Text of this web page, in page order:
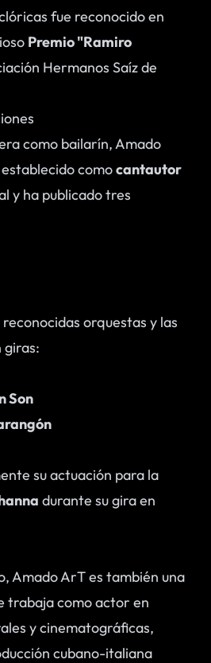
fue reconocido en
Premio "Ramiro
Hermanos Saíz de
como bailarín, Amado
comocantautor
y ha publicado tres
orquestas y las
giras:
Son
su actuación para la
durante su gira en
Amado ArT es también una
trabaja como actor en
y cinematográficas,
cubano-italiana